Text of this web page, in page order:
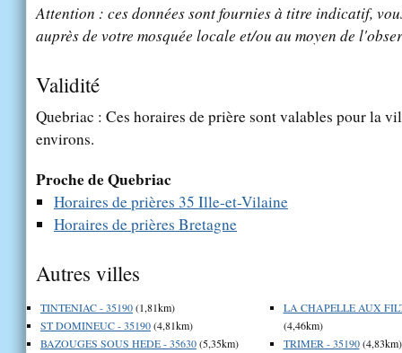
Attention : ces données sont fournies à titre indicatif,
auprès de votre mosquée locale et/ou au moyen de
Validité
Quebriac : Ces horaires de prière sont valables pour la
environs.
Proche de Quebriac
Horaires de prières 35 Ille-et-Vilaine
Horaires de prières Bretagne
Autres villes
TINTENIAC - 35190(1,81km)
ST DOMINEUC - 35190(4,81km)
BAZOUGES SOUS HEDE - 35630(5,35km)
LA CHAPELLE AUX
(4,46km)
TRIMER - 35190(4,83km)